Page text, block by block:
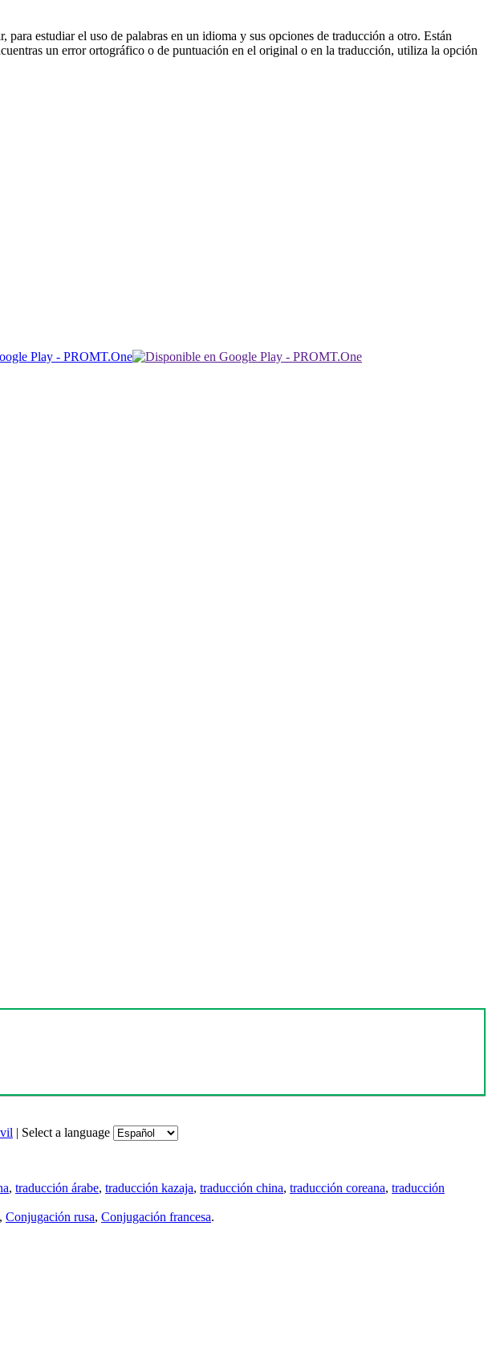
estudiar el uso de palabras en un idioma y sus opciones de traducción a otro. Están
un error ortográfico o de puntuación en el original o en la traducción, utiliza la opción
| Select a language
, traducción árabe, traducción kazaja, traducción china, traducción coreana, traducción
, Conjugación rusa, Conjugación francesa.